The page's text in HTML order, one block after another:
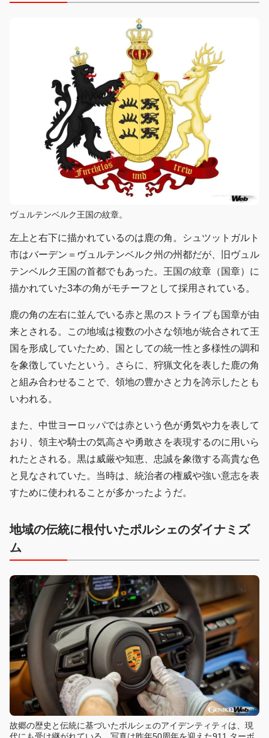
ヴュルテンベルク王国の紋章。
左上と右下に描かれているのは鹿の角。シュツットガルト
市はバーデン＝ヴュルテンベルク州の州都だが、旧ヴュル
テンベルク王国の首都でもあった。王国の紋章（国章）に
描かれていた3本の角がモチーフとして採用されている。
鹿の角の左右に並んでいる赤と黒のストライプも国章が由
来とされる。この地域は複数の小さな領地が統合されて王
国を形成していたため、国としての統一性と多様性の調和
を象徴していたという。さらに、狩猟文化を表した鹿の角
と組み合わせることで、領地の豊かさと力を誇示したとも
いわれる。
また、中世ヨーロッパでは赤という色が勇気や力を表して
おり、領主や騎士の気高さや勇敢さを表現するのに用いら
れたとされる。黒は威厳や知恵、忠誠を象徴する高貴な色
と見なされていた。当時は、統治者の権威や強い意志を表
すために使われることが多かったようだ。
地域の伝統に根付いたポルシェのダイナミズ
ム
故郷の歴史と伝統に基づいたポルシェのアイデンティティは、現
代にも受け継がれている。写真は昨年50周年を迎えた911 ターボ